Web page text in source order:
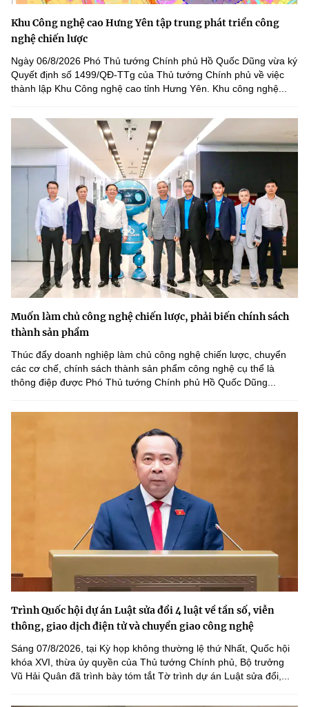
Khu Công nghệ cao Hưng Yên tập trung phát triển công
nghệ chiến lược
Ngày 06/8/2026 Phó Thủ tướng Chính phủ Hồ Quốc Dũng vừa ký
Quyết định số 1499/QĐ-TTg của Thủ tướng Chính phủ về việc
thành lập Khu Công nghệ cao tỉnh Hưng Yên. Khu công nghệ...
Muốn làm chủ công nghệ chiến lược, phải biến chính sách
thành sản phẩm
Thúc đẩy doanh nghiệp làm chủ công nghệ chiến lược, chuyển
các cơ chế, chính sách thành sản phẩm công nghệ cụ thể là
thông điệp được Phó Thủ tướng Chính phủ Hồ Quốc Dũng...
Trình Quốc hội dự án Luật sửa đổi 4 luật về tần số, viễn
thông, giao dịch điện tử và chuyển giao công nghệ
Sáng 07/8/2026, tại Kỳ họp không thường lệ thứ Nhất, Quốc hội
khóa XVI, thừa ủy quyền của Thủ tướng Chính phủ, Bộ trưởng
Vũ Hải Quân đã trình bày tóm tắt Tờ trình dự án Luật sửa đổi,...